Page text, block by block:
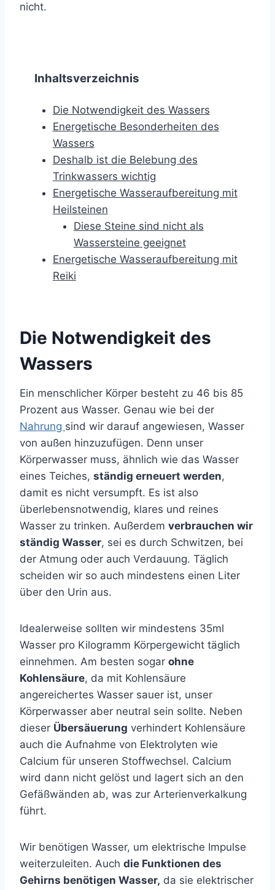
nicht.
Inhaltsverzeichnis
Die Notwendigkeit des Wassers
Energetische Besonderheiten des
Wassers
Deshalb ist die Belebung des
Trinkwassers wichtig
Energetische Wasseraufbereitung mit
Heilsteinen
Diese Steine sind nicht als
Wassersteine geeignet
Energetische Wasseraufbereitung mit
Reiki
Die Notwendigkeit des
Wassers
Ein menschlicher Körper besteht zu 46 bis 85
Prozent aus Wasser. Genau wie bei der
Nahrung sind wir darauf angewiesen, Wasser
von außen hinzuzufügen. Denn unser
Körperwasser muss, ähnlich wie das Wasser
eines Teiches, ständig erneuert werden,
damit es nicht versumpft. Es ist also
überlebensnotwendig, klares und reines
Wasser zu trinken. Außerdem verbrauchen wir
ständig Wasser, sei es durch Schwitzen, bei
der Atmung oder auch Verdauung. Täglich
scheiden wir so auch mindestens einen Liter
über den Urin aus.
Idealerweise sollten wir mindestens 35ml
Wasser pro Kilogramm Körpergewicht täglich
einnehmen. Am besten sogar ohne
Kohlensäure, da mit Kohlensäure
angereichertes Wasser sauer ist, unser
Körperwasser aber neutral sein sollte. Neben
dieser Übersäuerung verhindert Kohlensäure
auch die Aufnahme von Elektrolyten wie
Calcium für unseren Stoffwechsel. Calcium
wird dann nicht gelöst und lagert sich an den
Gefäßwänden ab, was zur Arterienverkalkung
führt.
Wir benötigen Wasser, um elektrische Impulse
weiterzuleiten. Auch die Funktionen des
Gehirns benötigen Wasser, da sie elektrischer